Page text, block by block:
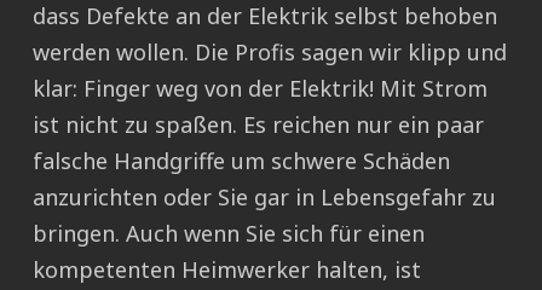
dass Defekte an der Elektrik selbst behoben
werden wollen. Die Profis sagen wir klipp und
klar: Finger weg von der Elektrik! Mit Strom
ist nicht zu spaßen. Es reichen nur ein paar
falsche Handgriffe um schwere Schäden
anzurichten oder Sie gar in Lebensgefahr zu
bringen. Auch wenn Sie sich für einen
kompetenten Heimwerker halten, ist